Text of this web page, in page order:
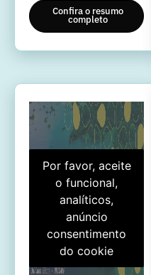
Confira o resumo
completo
Por favor, aceite
o funcional,
analíticos,
anúncio
consentimento
do cookie